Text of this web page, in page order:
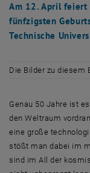
Am 12. April feiert
fünfzigsten
Technische
Die Bilder zu diesem
Genau 50 Jahre ist
den Weltraum
eine große
stößt man dabei im
sind im All der